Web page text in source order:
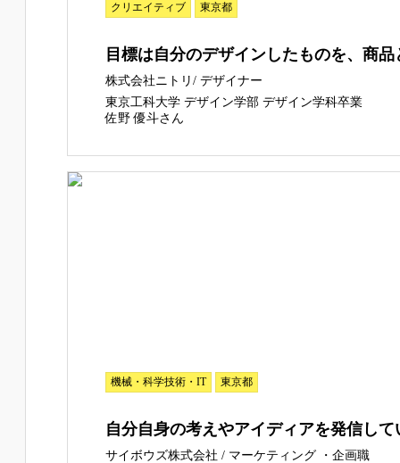
クリエイティブ 東京都
目標は自分のデザインしたものを、商
株式会社ニトリ/ デザイナー
東京工科大学 デザイン学部 デザイン学科卒業
佐野 優斗さん
機械・科学技術・IT 東京都
自分自身の考えやアイディアを発信し
サイボウズ株式会社 / マーケティング ・企画職